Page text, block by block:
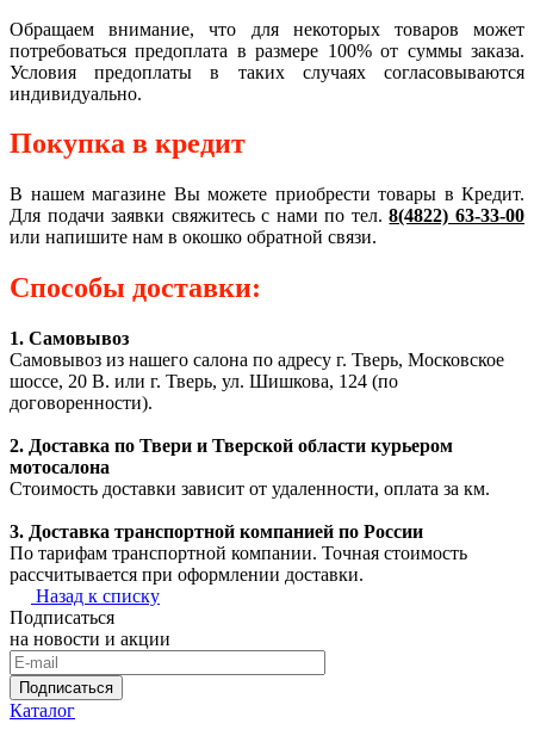
Обращаем внимание, что для некоторых товаров может
потребоваться предоплата в размере 100% от суммы заказа.
Условия предоплаты в таких случаях согласовываются
индивидуально.
Покупка в кредит
В нашем магазине Вы можете приобрести товары в Кредит.
Для подачи заявки свяжитесь с нами по тел.8(4822) 63-33-00
или напишите нам в окошко обратной связи.
Способы доставки:
1. Самовывоз
Самовывоз из нашего салона по адресу г. Тверь, Московское
шоссе, 20 В. или г. Тверь, ул. Шишкова, 124 (по
договоренности).
2. Доставка по Твери и Тверской области курьером
мотосалона
Стоимость доставки зависит от удаленности, оплата за км.
3. Доставка транспортной компанией по России
По тарифам транспортной компании. Точная стоимость
рассчитывается при оформлении доставки.
Назад к списку
Подписаться
на новости и акции
Подписаться
Каталог